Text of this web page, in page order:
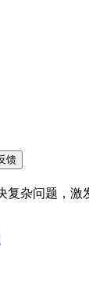
馈
复杂问题，激